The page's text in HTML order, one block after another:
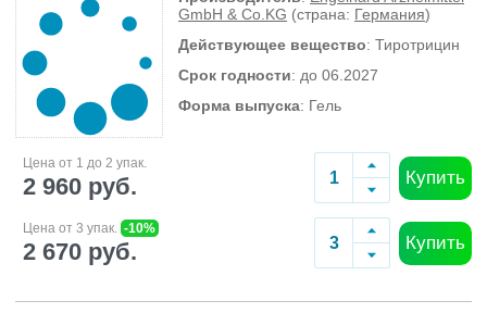
GmbH & Co.KG (страна: Германия)
Действующее вещество: Тиротрицин
Срок годности: до 06.2027
Форма выпуска: Гель
Цена от 1 до 2 упак.
2 960 руб. Купить
Цена от 3 упак. -10%
2 670 руб. Купить